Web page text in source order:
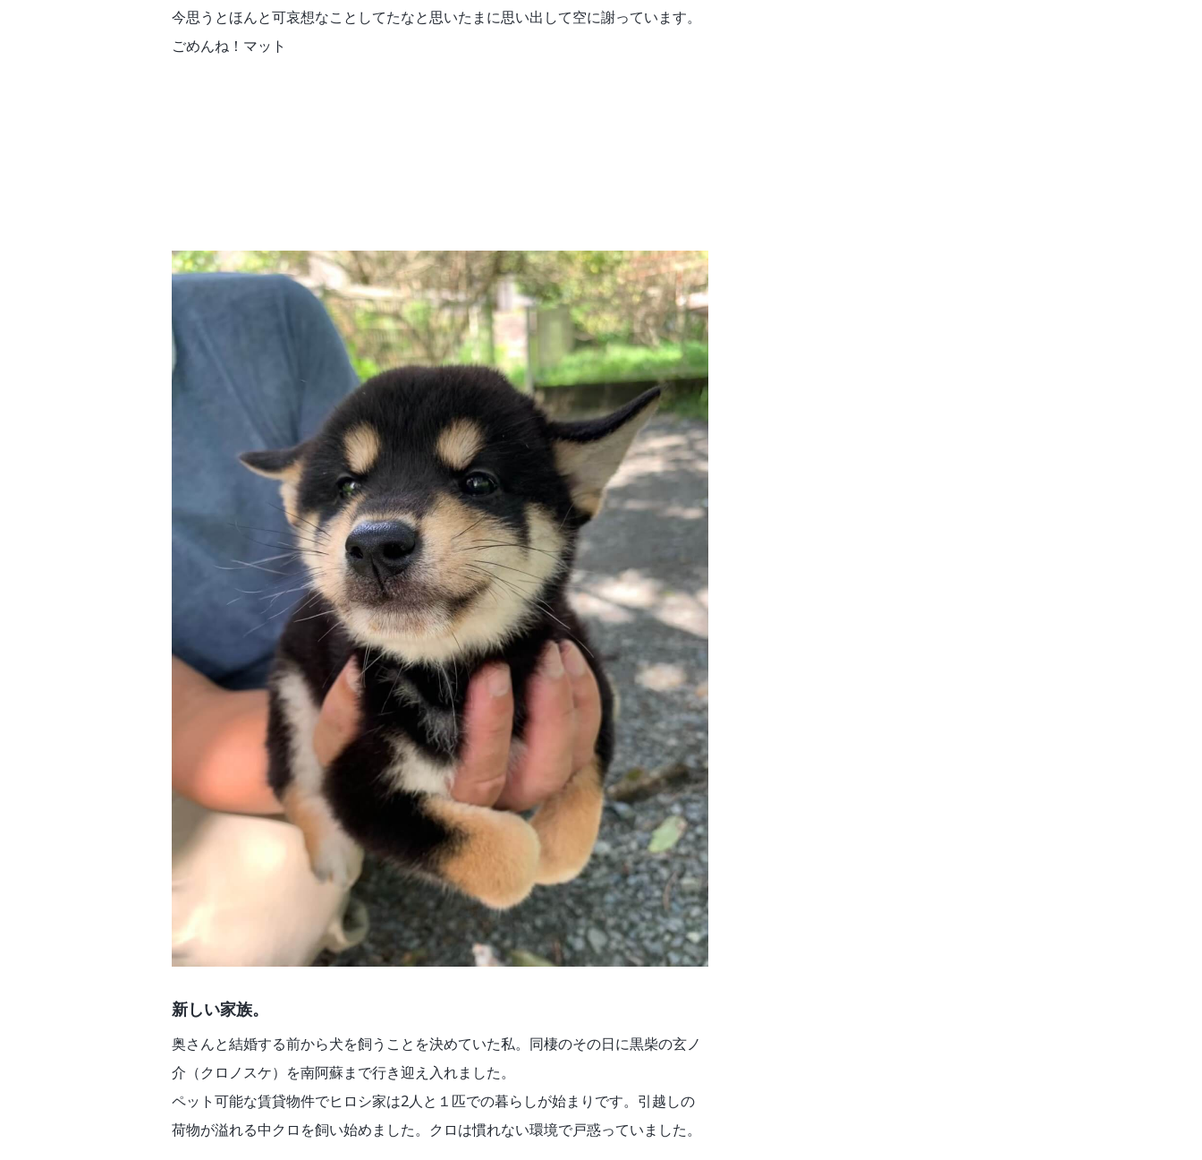
今思うとほんと可哀想なことしてたなと思いたまに思い出して空に謝っています。
ごめんね！マット
新しい家族。
奥さんと結婚する前から犬を飼うことを決めていた私。同棲のその日に黒柴の玄ノ
介（クロノスケ）を南阿蘇まで行き迎え入れました。
ペット可能な賃貸物件でヒロシ家は2人と１匹での暮らしが始まりです。引越しの
荷物が溢れる中クロを飼い始めました。クロは慣れない環境で戸惑っていました。